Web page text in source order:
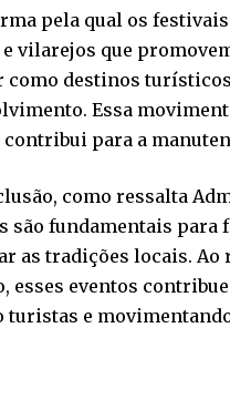
pela qual os
e vilarejos que
como destinos
Essa
contribui para a
como ressalta
são fundamentais para
as tradições locais. Ao
esses eventos
turistas e